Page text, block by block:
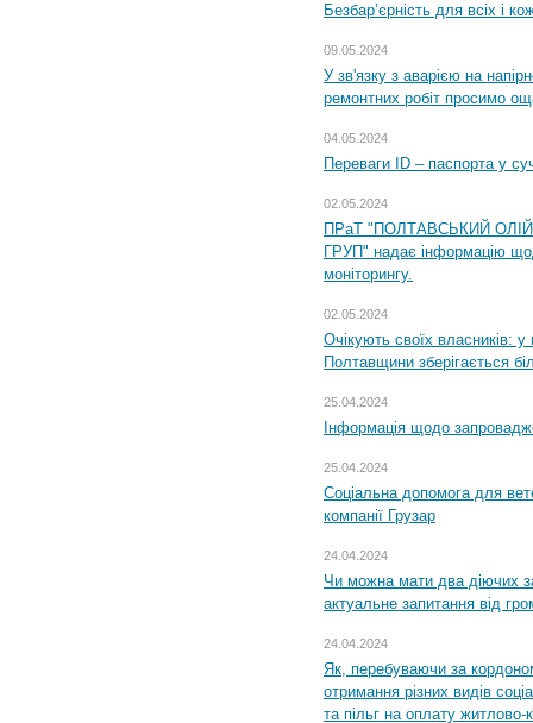
Безбар’єрність для всіх і
09.05.2024
У зв'язку з аварією на
ремонтних робіт просимо
04.05.2024
Переваги ID – паспорта у
02.05.2024
ПРаТ "ПОЛТАВСЬКИЙ
ГРУП" надає інформацію
моніторингу.
02.05.2024
Очікують своїх власників: у
Полтавщини зберігається
25.04.2024
Інформація щодо
25.04.2024
Соціальна допомога для
компанії Грузар
24.04.2024
Чи можна мати два діючих
актуальне запитання від
24.04.2024
Як, перебуваючи за
отримання різних видів
та пільг на оплату